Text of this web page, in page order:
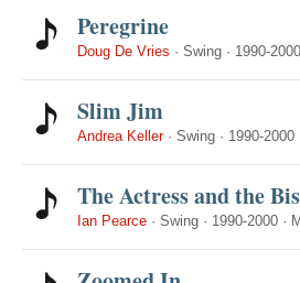
Peregrine
Doug De Vries · Swing · 1990-2000
Slim Jim
Andrea Keller· Swing · 1990-2000
The Actress and the
Ian Pearce · Swing · 1990-2000 ·